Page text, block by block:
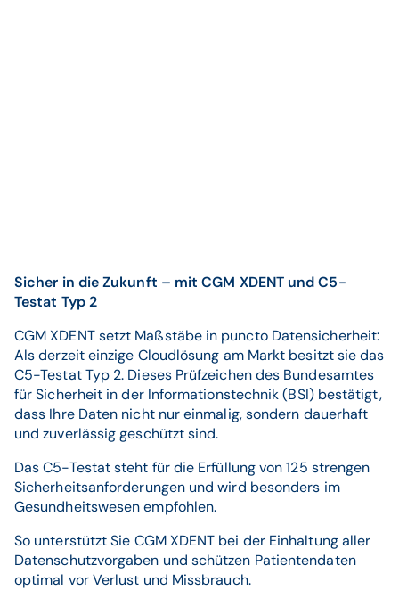
Sicher in die Zukunft – mit CGM XDENT und C5-
Testat Typ 2
CGM XDENT setzt Maßstäbe in puncto Datensicherheit:
Als derzeit einzige Cloudlösung am Markt besitzt sie das
C5-Testat Typ 2. Dieses Prüfzeichen des Bundesamtes
für Sicherheit in der Informationstechnik (BSI) bestätigt,
dass Ihre Daten nicht nur einmalig, sondern dauerhaft
und zuverlässig geschützt sind.
Das C5-Testat steht für die Erfüllung von 125 strengen
Sicherheitsanforderungen und wird besonders im
Gesundheitswesen empfohlen.
So unterstützt Sie CGM XDENT bei der Einhaltung aller
Datenschutzvorgaben und schützen Patientendaten
optimal vor Verlust und Missbrauch.